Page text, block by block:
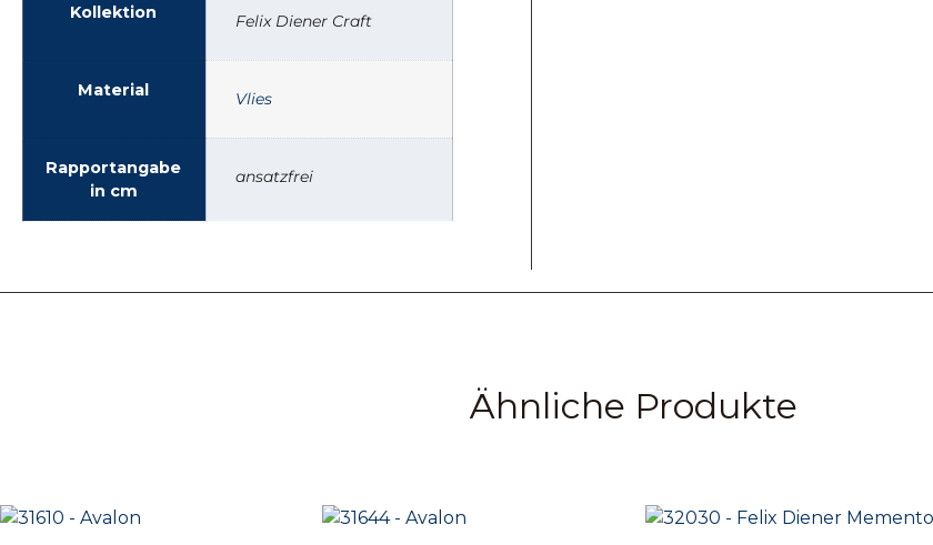
Kollektion Felix Diener Craft
Material Vlies
Rapportangabe
in cm
ansatzfrei
Ähnliche Produkte